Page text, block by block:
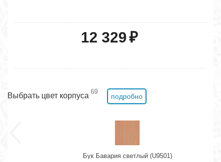
12 329₽
Выбрать цвет корпуса 69
подробно
Бук Бавария светлый (U9501)